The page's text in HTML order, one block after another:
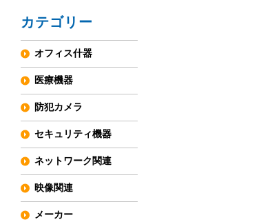
カテゴリー
オフィス什器
医療機器
防犯カメラ
セキュリティ機器
ネットワーク関連
映像関連
メーカー